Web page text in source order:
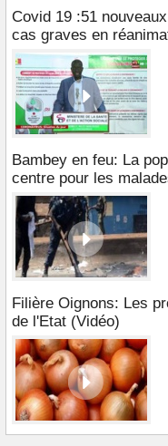
Covid 19 :51
cas graves en
Bambey en feu: La
centre pour les
Filière Oignons: Les
de l'Etat (Vidéo)